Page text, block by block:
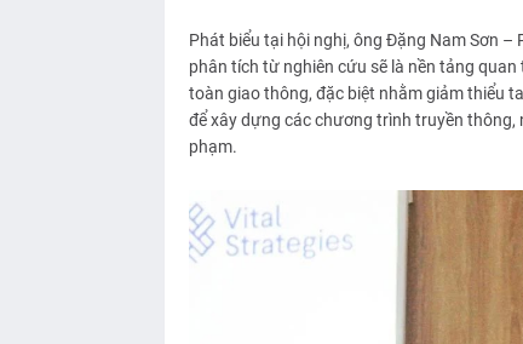
Phát biểu tại hội nghị, ông Đặng Nam Sơn
phân tích từ nghiên cứu sẽ là nền tảng
toàn giao thông, đặc biệt nhằm giảm thiểu
để xây dựng các chương trình truyền
phạm.